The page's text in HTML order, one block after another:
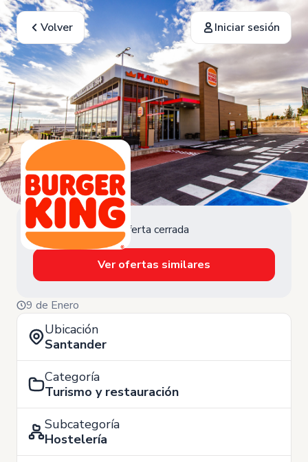
Volver Iniciar sesión
Oferta cerrada
Ver ofertas similares
9 de Enero
Ubicación
Santander
Categoría
Turismo y restauración
Subcategoría
Hostelería